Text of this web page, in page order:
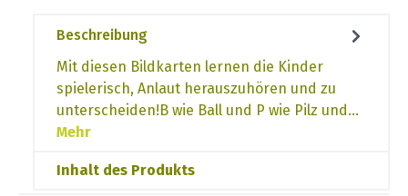
Beschreibung
Mit diesen Bildkarten lernen die Kinder
spielerisch, Anlaut herauszuhören und zu
unterscheiden!B wie Ball und P wie Pilz und…
Mehr
Inhalt des Produkts